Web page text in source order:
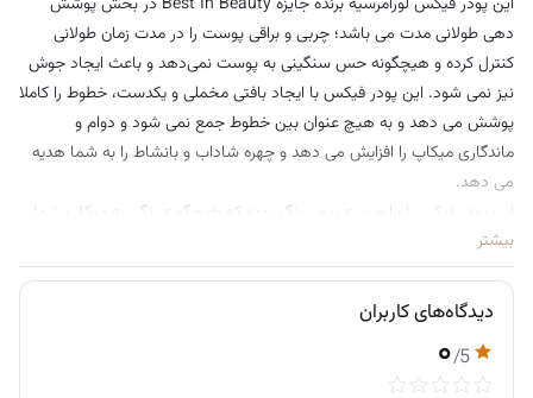
• بدون بو
• ایجاد پوششی یکدست و بدون نقص
• افزایش دوام و ماندگاری آرایش ( 16 ساعت)
• بافتی سبک و بدون حس سنگینی
• فینیش مات و مخملی (تا 8 ساعت)
• بدون ایجاد حالت کیکی
• کنترل کننده چربی پوست
• آنتی اکسیدان
• مناسب تناژ پوستی روشن تا متوسط
• تست شده توسط متخصص پوست
دهی طولانی مدت می باشد؛ چربی و براقی پوست را در مدت زمان طولانی
کنترل کرده و هیچگونه حس سنگینی به پوست نمی‌دهد و باعث ایجاد جوش
نیز نمی شود. این پودر فیکس با ایجاد بافتی مخملی و یکدست، خطوط را کاملا
پوشش می دهد و به هیچ عنوان بین خطوط جمع نمی شود و دوام و
ماندگاری میکاپ را افزایش می دهد و چهره شاداب و بانشاط را به شما هدیه
می دهد.
این پودر فیکس لورا مرسیه بدون رنگ بوده که هیچگونه رنگی به میکاپ شما
نمی دهد و بدون ایجاد حالت کیکی و ماسیدگی آرایش شما را در طولانی مدت
ثابت نگه می دارد همچنین چربی پوست را جذب می کند و حالت مات و
مخملی خود را از دست نمی دهد.
طرز استفاده پودر فیکس لورا مرسیه:
بیشتر
دیدگاه‌های کاربران
۰/5